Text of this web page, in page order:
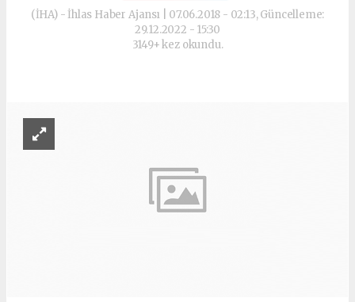
(İHA) - İhlas Haber Ajansı | 07.06.2018 - 02:13, Güncelleme:
29.12.2022 - 15:30
3149+ kez okundu.